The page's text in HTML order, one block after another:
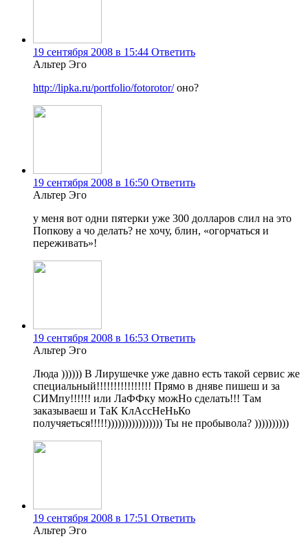
19 сентября 2008 в 15:44 Ответить
Альтер Эго
http://lipka.ru/portfolio/fotorotor/оно?
19 сентября 2008 в 16:50 Ответить
Альтер Эго
у меня вот одни пятерки уже 300 долларов слил на это
Попкову а чо делать? не хочу, блин, «огорчаться и
переживать»!
19 сентября 2008 в 16:53 Ответить
Альтер Эго
Люда )))))) В Лирушечке уже давно есть такой сервис же
специальный!!!!!!!!!!!!!!!! Прямо в дняве пишеш и за
СИМпу!!!!!! или ЛаФФку можНо сделать!!! Там
заказываеш и ТаК КлАссНеНьКо
получяеться!!!!!)))))))))))))))) Ты не пробывола? ))))))))))
19 сентября 2008 в 17:51 Ответить
Альтер Эго